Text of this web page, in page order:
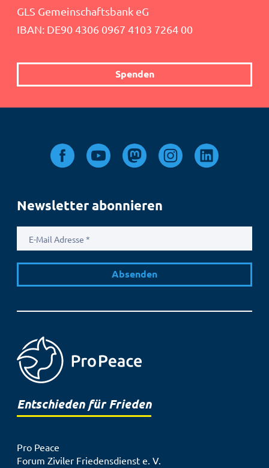
GLS Gemeinschaftsbank eG
IBAN: DE90 4306 0967 4103 7264 00
Spenden
Newsletter abonnieren
Mail
Adresse
Entschieden für Frieden
Pro Peace
Forum Ziviler Friedensdienst e. V.